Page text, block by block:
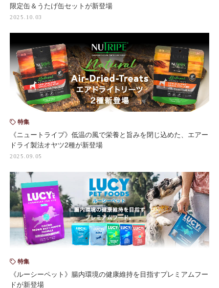
限定缶＆うたげ缶セットが新登場
2025.10.03
特集
《ニュートライプ》低温の風で栄養と旨みを閉じ込めた、エアー
ドライ製法オヤツ2種が新登場
2025.09.05
特集
《ルーシーペット》腸内環境の健康維持を目指すプレミアムフー
ドが新登場